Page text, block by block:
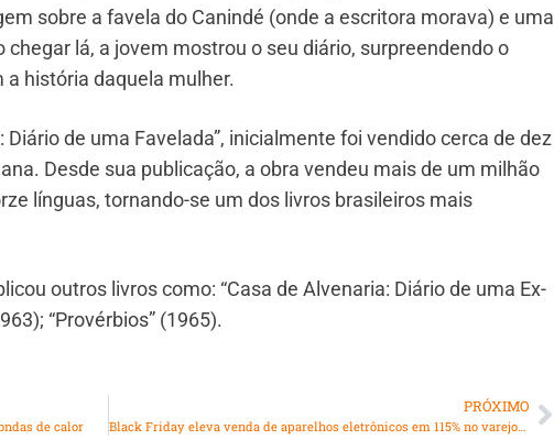
sobre a favela do Canindé (onde a escritora morava) e uma
lá, a jovem mostrou o seu diário, surpreendendo o
história daquela mulher.
Diário de uma Favelada”, inicialmente foi vendido cerca de dez
Desde sua publicação, a obra vendeu mais de um milhão
línguas, tornando-se um dos livros brasileiros mais
outros livros como: “Casa de Alvenaria: Diário de uma Ex-
“Provérbios” (1965).
de calor
PRÓXIMO
Black Friday eleva venda de aparelhos eletrônicos em 115% no varejo alimentar e itens premium em mais de 100%